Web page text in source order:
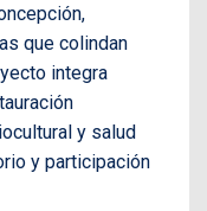
que colindan
integra
y salud
y participación